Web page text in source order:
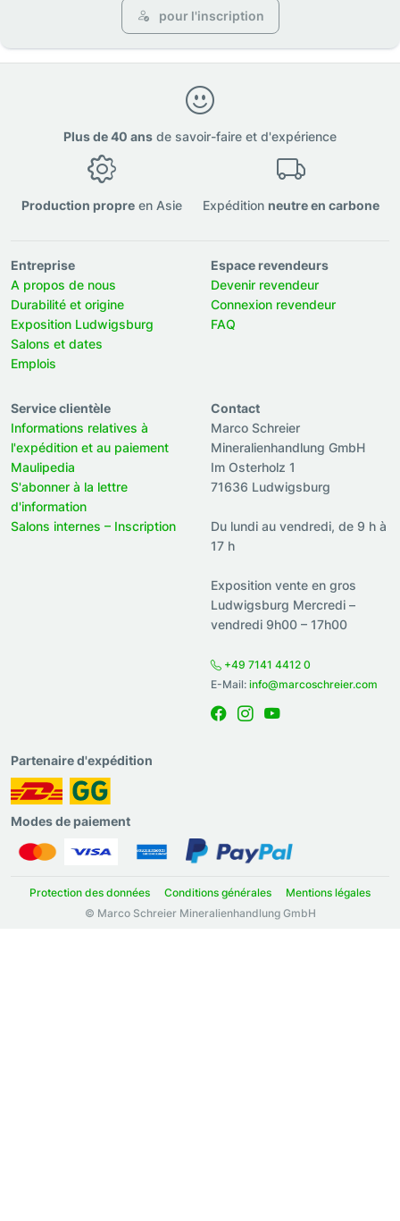
pour l'inscription
Plus de 40 ans de savoir-faire et d'expérience
Production propreen Asie Expédition neutre en carbone
Entreprise
A propos de nous
Durabilité et origine
Exposition Ludwigsburg
Salons et dates
Emplois
Espace revendeurs
Devenir revendeur
Connexion revendeur
FAQ
Service clientèle
Informations relatives à
l'expédition et au paiement
Maulipedia
S'abonner à la lettre
d'information
Salons internes – Inscription
Contact
Marco Schreier
Mineralienhandlung GmbH
Im Osterholz 1
71636 Ludwigsburg
Du lundi au vendredi, de 9 h à
17 h
Exposition vente en gros
Ludwigsburg Mercredi –
vendredi 9h00 – 17h00
+49 7141 4412 0
E-Mail: info@marcoschreier.com
Partenaire d'expédition
Modes de paiement
Protection des données Conditions générales
Mentions légales
© Marco Schreier Mineralienhandlung GmbH